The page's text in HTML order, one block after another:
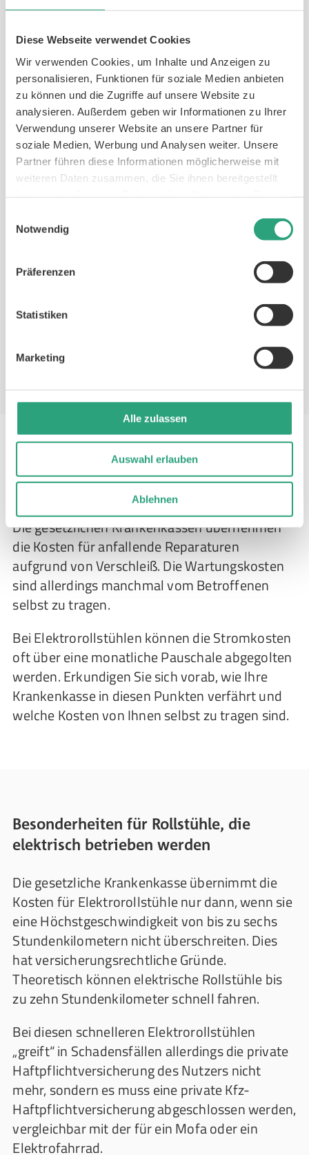
Diese Webseite verwendet Cookies
Wir verwenden Cookies, um Inhalte und Anzeigen zu
personalisieren, Funktionen für soziale Medien anbieten
zu können und die Zugriffe auf unsere Website zu
analysieren. Außerdem geben wir Informationen zu Ihrer
Verwendung unserer Website an unsere Partner für
soziale Medien, Werbung und Analysen weiter. Unsere
Partner führen diese Informationen möglicherweise mit
weiteren Daten zusammen, die Sie ihnen bereitgestellt
Notwendig
Präferenzen
Statistiken
Marketing
Alle zulassen
Auswahl erlauben
Ablehnen
Die gesetzlichen Krankenkassen übernehmen
bei Bedarf die Rollstuhl-Kosten. Bei einer über
die Standardrollstühle hinausgehenden
Ausführung genehmigen sie diese allerdings nur
dann, wenn sie medizinisch klar begründet und
ärztlich verordnet ist. Zur endgültigen
Bewilligung ist oft eine Einzelfallprüfung des
bestimmten Sanitätshäusern oder Herstellern
zusammen, sodass die Kostenübernahme
Fallpauschalvertrag geregelt werden kann.
vorgegebenen „Pool“.
Wer übernimmt die Kosten für Wartung
und Reparatur eines Rollstuhls?
Die gesetzlichen Krankenkassen übernehmen
die Kosten für anfallende Reparaturen
aufgrund von Verschleiß. Die Wartungskosten
sind allerdings manchmal vom Betroffenen
selbst zu tragen.
Bei Elektrorollstühlen können die Stromkosten
oft über eine monatliche Pauschale abgegolten
werden. Erkundigen Sie sich vorab, wie Ihre
Krankenkasse in diesen Punkten verfährt und
welche Kosten von Ihnen selbst zu tragen sind.
Besonderheiten für Rollstühle, die
elektrisch betrieben werden
Die gesetzliche Krankenkasse übernimmt die
Kosten für Elektrorollstühle nur dann, wenn sie
eine Höchstgeschwindigkeit von bis zu sechs
Stundenkilometern nicht überschreiten. Dies
hat versicherungsrechtliche Gründe.
Theoretisch können elektrische Rollstühle bis
zu zehn Stundenkilometer schnell fahren.
Bei diesen schnelleren Elektrorollstühlen
„greift“ in Schadensfällen allerdings die private
Haftpflichtversicherung des Nutzers nicht
mehr, sondern es muss eine private Kfz-
Haftpflichtversicherung abgeschlossen werden,
vergleichbar mit der für ein Mofa oder ein
Elektrofahrrad.